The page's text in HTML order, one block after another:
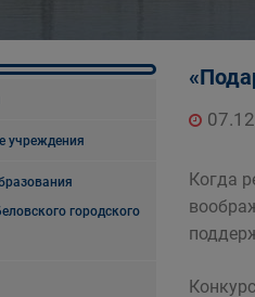
учреждения
городского
Когда